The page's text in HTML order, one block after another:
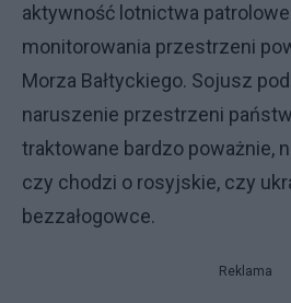
aktywność lotnictwa
monitorowania przestrzeni
Morza Bałtyckiego. Sojusz
naruszenie przestrzeni
traktowane bardzo poważnie,
czy chodzi o rosyjskie, czy
bezzałogowce.
Reklama